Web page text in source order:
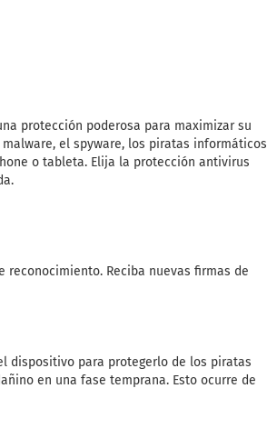
protección poderosa para maximizar su
el spyware, los piratas informáticos
o tableta. Elija la protección antivirus
reconocimiento. Reciba nuevas firmas de
dispositivo para protegerlo de los piratas
en una fase temprana. Esto ocurre de